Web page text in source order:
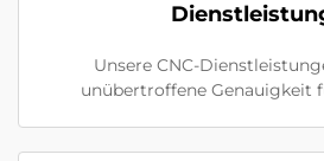
Unsere CNC-
unübertroffene Genauigkeit